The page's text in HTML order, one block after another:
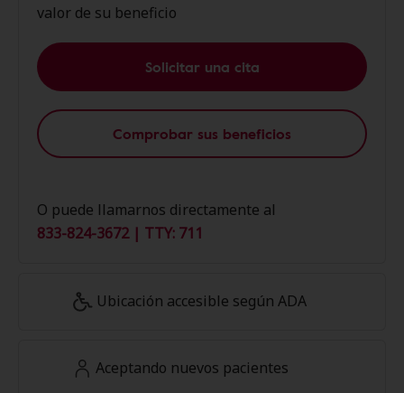
valor de su beneficio
Solicitar una cita
Comprobar sus beneficios
O puede llamarnos directamente al
833-824-3672 | TTY: 711
Ubicación accesible según ADA
Aceptando nuevos pacientes